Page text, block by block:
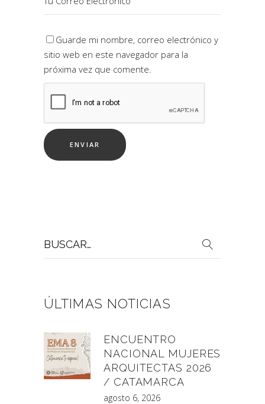
Guarde mi nombre, correo electrónico y
sitio web en este navegador para la
próxima vez que comente.
por:
ÚLTIMAS NOTICIAS
ENCUENTRO
NACIONAL MUJERES
ARQUITECTAS 2026
/ CATAMARCA
agosto 6, 2026